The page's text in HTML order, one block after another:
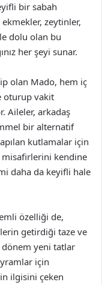
bir sabah
zeytinler,
dolu olan bu
her şeyi sunar.
olan Mado, hem iç
oturup vakit
Aileler, arkadaş
bir alternatif
kutlamalar için
misafirlerini kendine
daha da keyifli hale
özelliği de,
getirdiği taze ve
yeni tatlar
için
ilgisini çeken